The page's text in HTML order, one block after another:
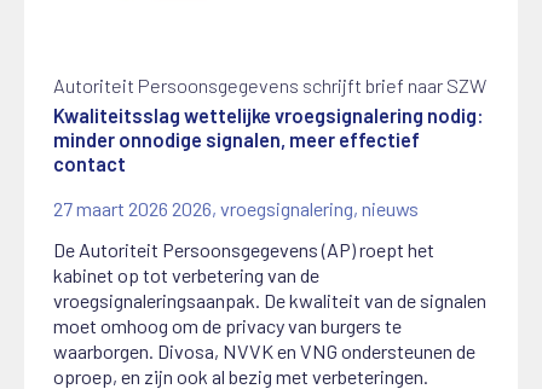
Autoriteit Persoonsgegevens schrijft brief naar SZW
Kwaliteitsslag wettelijke vroegsignalering nodig:
minder onnodige signalen, meer effectief
contact
27 maart 2026 2026,vroegsignalering,nieuws
De Autoriteit Persoonsgegevens (AP) roept het
kabinet op tot verbetering van de
vroegsignaleringsaanpak. De kwaliteit van de signalen
moet omhoog om de privacy van burgers te
waarborgen. Divosa, NVVK en VNG ondersteunen de
oproep, en zijn ook al bezig met verbeteringen.